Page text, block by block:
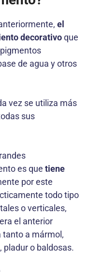
el
decorativoque
de agua y otros
vez se utiliza más
sus
es que tiene
por este
todo tipo
o verticales,
el anterior
tanto a mármol,
pladur o baldosas.